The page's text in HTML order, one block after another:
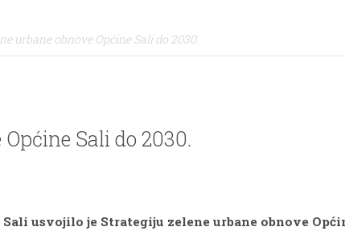
urbane obnove Općine Sali do 2030.
Sali do 2030.
usvojilo je Strategiju zelene urbane obnove